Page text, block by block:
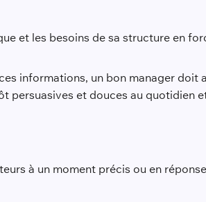
et les besoins de sa structure en
informations, un bon manager doit
persuasives et douces au quotidien
à un moment précis ou en